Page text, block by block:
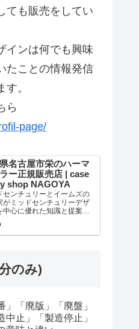
ても販売をしてい
インは何でも興味
たことの情報発信
。
ら
page/
名古屋市栄のハーマ
ー正規販売店 | case
shop NAGOYA
センチュリーとイームズの
がミッドセンチュリーデザ
中心に優れた知識と提案を
ます。個人法人問わずアー
ェア リマスタードのご購入
が最高です。愛知県名古屋
のみ)
」「廃版」「廃盤」
中止」「製造停止」